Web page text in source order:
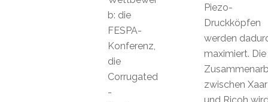
Piezo-
Druckköpfen
werden
maximiert. Die
zwischen Xaar
b: die
FESPA-
Konferenz,
die
Corrugated
-